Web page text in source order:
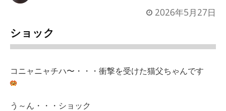
2026年5月27日
ショック
コニャニャチハ〜・・・衝撃を受けた猫父ちゃんです
う～ん・・・ショック